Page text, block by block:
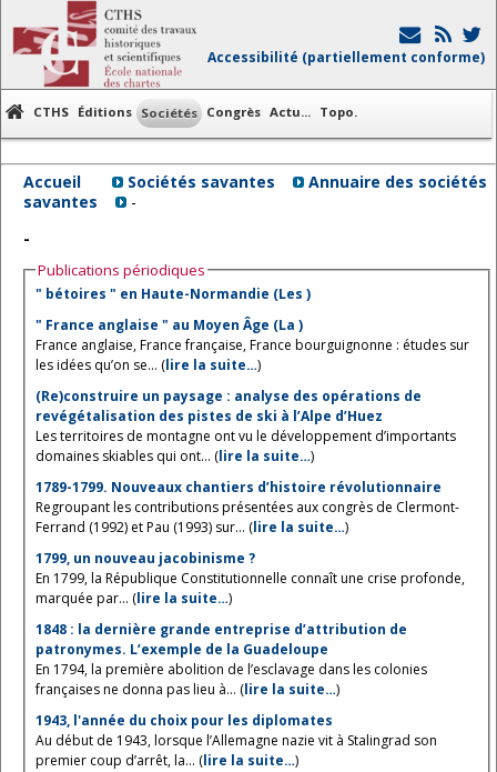
Accessibilité (partiellement conforme)
CTHS Éditions Sociétés Congrès Actu... Topo.
Accueil Sociétés savantes
Annuaire des sociétés
savantes
-
-
Publications périodiques
" bétoires " en Haute-Normandie (Les )
" France anglaise " au Moyen Âge (La )
France anglaise, France française, France bourguignonne : études sur
les idées qu’on se... (lire la suite…)
(Re)construire un paysage : analyse des opérations de
revégétalisation des pistes de ski à l’Alpe d’Huez
Les territoires de montagne ont vu le développement d’importants
domaines skiables qui ont... (lire la suite…)
1789-1799. Nouveaux chantiers d’histoire révolutionnaire
Regroupant les contributions présentées aux congrès de Clermont-
Ferrand (1992) et Pau (1993) sur... (lire la suite…)
1799, un nouveau jacobinisme ?
En 1799, la République Constitutionnelle connaît une crise profonde,
marquée par... (lire la suite…)
1848 : la dernière grande entreprise d’attribution de
patronymes. L’exemple de la Guadeloupe
En 1794, la première abolition de l’esclavage dans les colonies
françaises ne donna pas lieu à... (lire la suite…)
1943, l'année du choix pour les diplomates
Au début de 1943, lorsque l’Allemagne nazie vit à Stalingrad son
premier coup d’arrêt, la... (lire la suite…)